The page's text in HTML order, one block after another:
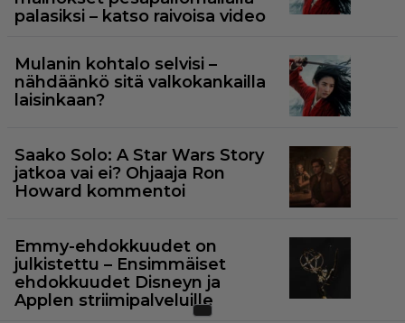
palasiksi – katso raivoisa video
Mulanin kohtalo selvisi –
nähdäänkö sitä valkokankailla
laisinkaan?
Saako Solo: A Star Wars Story
jatkoa vai ei? Ohjaaja Ron
Howard kommentoi
Emmy-ehdokkuudet on
julkistettu – Ensimmäiset
ehdokkuudet Disneyn ja
Applen striimipalveluille